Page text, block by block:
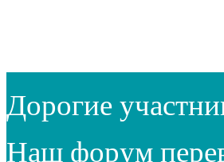
Дорогие
Наш форум